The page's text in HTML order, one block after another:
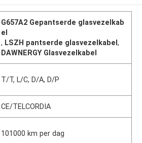
G657A2 Gepantserde glasvezelkab
el
, LSZH pantserde glasvezelkabel,
DAWNERGY Glasvezelkabel
T/T, L/C, D/A, D/P
CE/TELCORDIA
101000 km per dag